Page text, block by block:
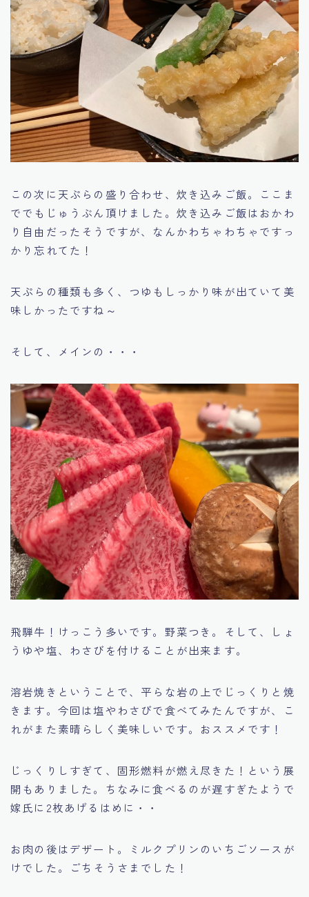
この次に天ぷらの盛り合わせ、炊き込みご飯。ここま
ででもじゅうぶん頂けました。炊き込みご飯はおかわ
り自由だったそうですが、なんかわちゃわちゃですっ
かり忘れてた！
天ぷらの種類も多く、つゆもしっかり味が出ていて美
味しかったですね～
そして、メインの・・・
飛騨牛！けっこう多いです。野菜つき。そして、しょ
うゆや塩、わさびを付けることが出来ます。
溶岩焼きということで、平らな岩の上でじっくりと焼
きます。今回は塩やわさびで食べてみたんですが、こ
れがまた素晴らしく美味しいです。おススメです！
じっくりしすぎて、固形燃料が燃え尽きた！という展
開もありました。ちなみに食べるのが遅すぎたようで
嫁氏に2枚あげるはめに・・
お肉の後はデザート。ミルクプリンのいちごソースが
けでした。ごちそうさまでした！